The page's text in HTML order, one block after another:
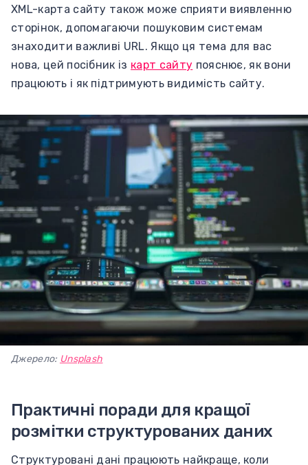
XML-карта сайту також може сприяти виявленню
сторінок, допомагаючи пошуковим системам
знаходити важливі URL. Якщо ця тема для вас
нова, цей посібник із карт сайту пояснює, як вони
працюють і як підтримують видимість сайту.
Джерело: Unsplash
Практичні поради для кращої
розмітки структурованих даних
Структуровані дані працюють найкраще, коли